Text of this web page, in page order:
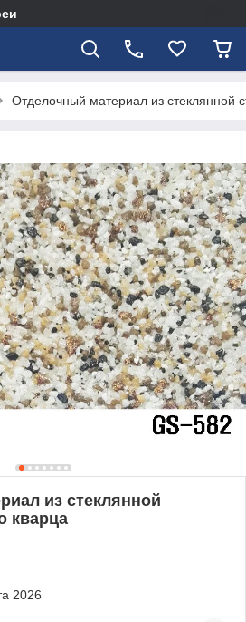
Отделочный материал из стеклянной
из стеклянной
кварца
2026